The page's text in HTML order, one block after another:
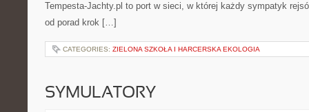
Tempesta-Jachty.pl to port w sieci, w której każdy sympatyk
od porad krok […]
CATEGORIES: ZIELONA SZKOŁA I HARCERSKA EKOLOGIA
SYMULATORY